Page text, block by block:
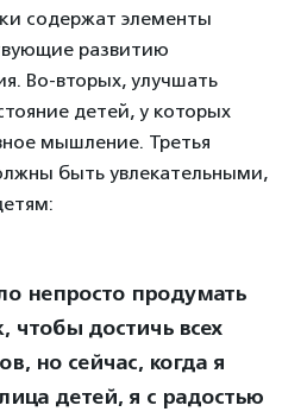
содержат элементы
развитию
Во-вторых, улучшать
детей, у которых
мышление. Третья
быть увлекательными,
непросто продумать
чтобы достичь всех
но сейчас, когда я
детей, я с радостью